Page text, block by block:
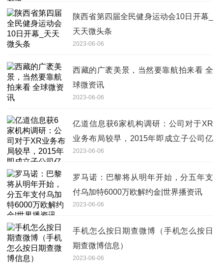
陕西省第四届全民健身运动会10日开幕_
天天微头条
2023-06-06
西藏的广袤美景，当然要靠航拍来看 全
球微资讯
2023-06-06
亿道信息获6家机构调研：公司对于XR
业务布局较早，2015年即成立子公司亿
境虚拟专注于XR领域，经过多年来的培
（附调研问答）|每日观察
2023-06-06
罗马诺：巴黎将从明年开始，分五年支
付乌加特6000万欧解约金|世界播资讯
2023-06-06
手机怎么按日期查微博（手机怎么按日
期查微博信息）
2023-06-06